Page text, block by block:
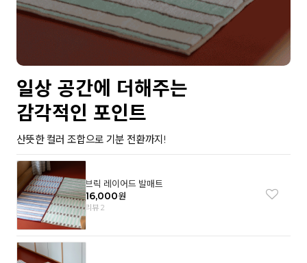
일상 공간에 더해주는
감각적인 포인트
산뜻한 컬러 조합으로 기분 전환까지!
브릭 레이어드 발매트
16,000원
리뷰 2